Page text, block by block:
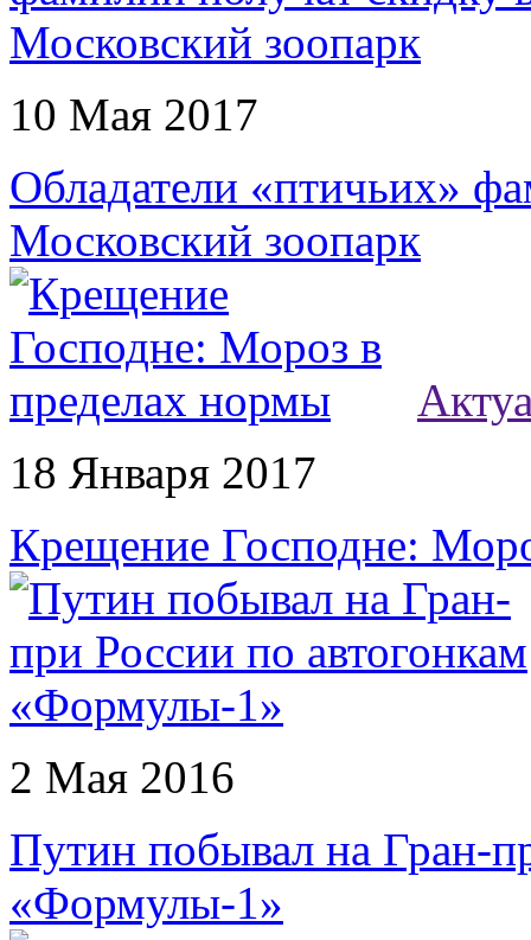
10 Мая 2017
Обладатели «птичьих»
Московский зоопарк
18 Января 2017
Крещение Господне:
2 Мая 2016
Путин побывал на Гран-
«Формулы-1»